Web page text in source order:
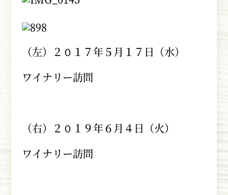
（左）２０１７年５月１７日（水）
ワイナリー訪問
（右）２０１９年６月４日（火）
ワイナリー訪問